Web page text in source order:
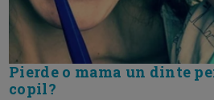
Pierde o mama un dinte
copil?